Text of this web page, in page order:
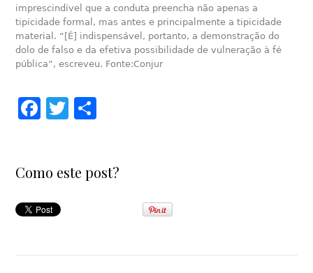
imprescindível que a conduta preencha não apenas a
tipicidade formal, mas antes e principalmente a tipicidade
material. “[É] indispensável, portanto, a demonstração do
dolo de falso e da efetiva possibilidade de vulneração à fé
pública”, escreveu. Fonte:Conjur
Facebook
Twitter
Como este post?